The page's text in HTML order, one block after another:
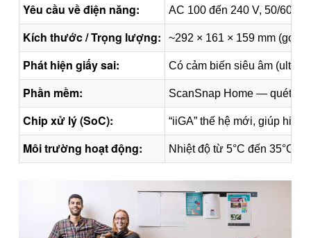
Yêu cầu về điện năng: AC 100 đến 240 V, 50/60 Hz
Kích thước / Trọng lượng: ~292 × 161 × 159 mm (gọn)
Phát hiện giấy sai: Có cảm biến siêu âm
Phần mềm: ScanSnap Home — quét ra
Chip xử lý (SoC): “iiGA” thế hệ mới, giúp hiệu
Môi trường hoạt động: Nhiệt độ từ 5°C đến 35°C,